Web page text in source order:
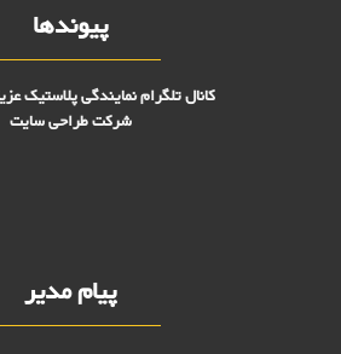
پیوندها
کانال تلگرام نمایندگی پلاستیک
شرکت طراحی سایت
پیام مدیر